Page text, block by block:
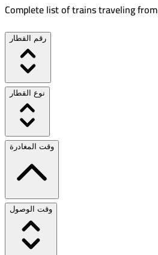
Complete list of trains traveling from
رقم القطار
نوع القطار
وقت المغادرة
وقت الوصول